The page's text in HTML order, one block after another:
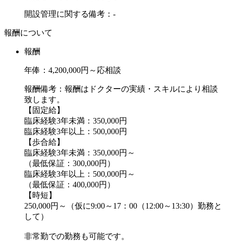
開設管理に関する備考：-
報酬について
報酬
年俸：4,200,000円～応相談
報酬備考：報酬はドクターの実績・スキルにより相談
致します。
【固定給】
臨床経験3年未満：350,000円
臨床経験3年以上：500,000円
【歩合給】
臨床経験3年未満：350,000円～
（最低保証：300,000円）
臨床経験3年以上：500,000円～
（最低保証：400,000円）
【時短】
250,000円～（仮に9:00～17：00（12:00～13:30）勤務と
して）
非常勤での勤務も可能です。